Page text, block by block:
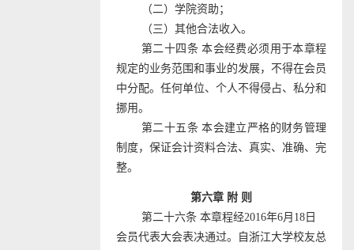
（二）学院资助；
（三）其他合法收入。
第二十四条 本会经费必须用于本章程
规定的业务范围和事业的发展，不得在会员
中分配。任何单位、个人不得侵占、私分和
挪用。
第二十五条 本会建立严格的财务管理
制度，保证会计资料合法、真实、准确、完
整。
第六章 附 则
第二十六条 本章程经2016年6月 18 日
会员代表大会表决通过。自浙江大学校友总